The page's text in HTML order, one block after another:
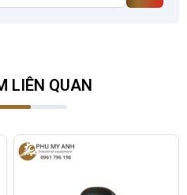
LIÊN QUAN